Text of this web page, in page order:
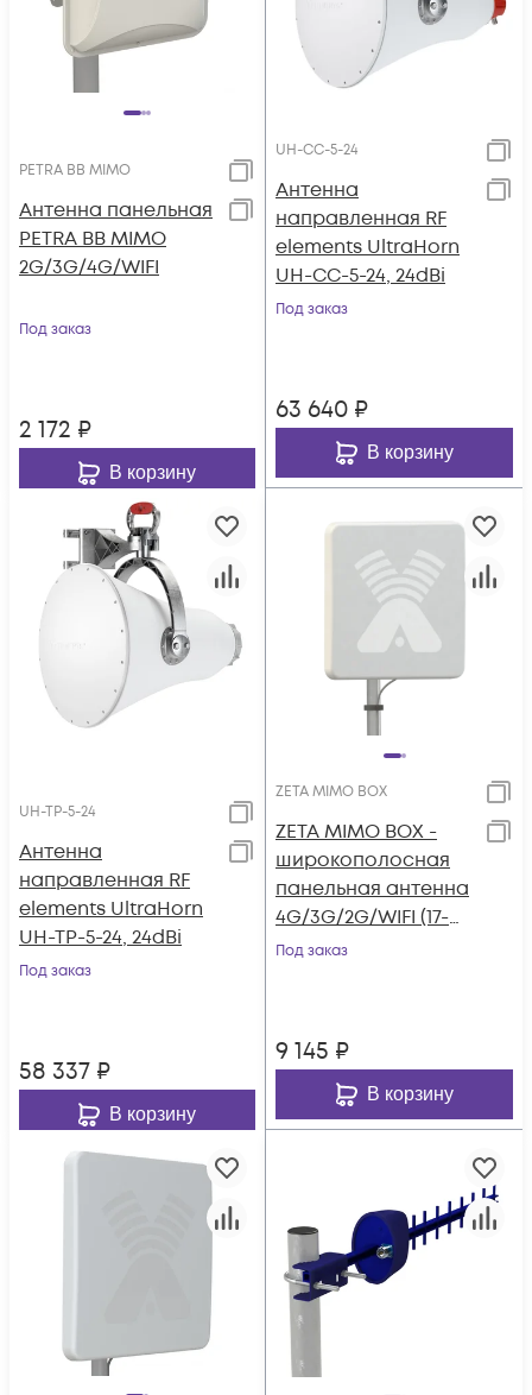
PETRA BB MIMO
Антенна панельная
PETRA BB MIMO
2G/3G/4G/WIFI
Под заказ
2 172 ₽
В корзину
UH-CC-5-24
Антенна
направленная RF
elements UltraHorn
UH-CC-5-24, 24dBi
Под заказ
63 640 ₽
В корзину
UH-TP-5-24
Антенна
направленная RF
elements UltraHorn
UH-TP-5-24, 24dBi
Под заказ
58 337 ₽
В корзину
ZETA MIMO BOX
ZETA MIMO BOX -
широкополосная
панельная антенна
4G/3G/2G/WIFI (17-
20dBi) с
Под заказ
9 145 ₽
В корзину